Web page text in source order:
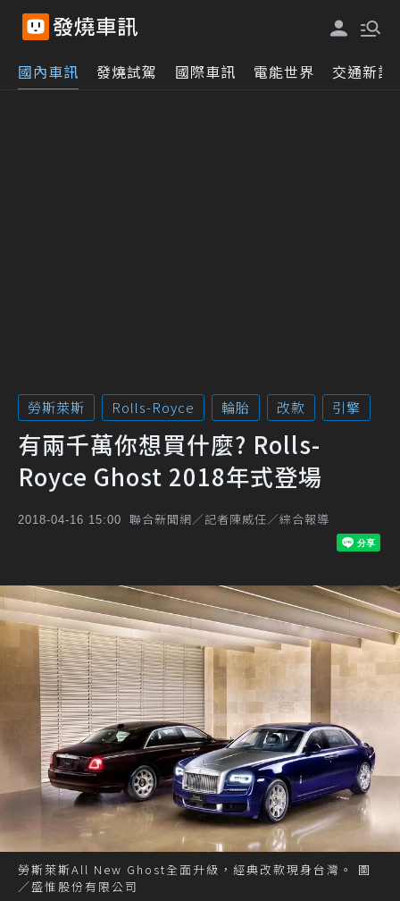
國內車訊 發燒試駕 國際車訊 電能世界 交通新訊
勞斯萊斯 Rolls-Royce 輪胎 改款 引擎
有兩千萬你想買什麼? Rolls-
Royce Ghost 2018年式登場
2018-04-16 15:00 聯合新聞網／記者陳威任／綜合報導
勞斯萊斯All New Ghost全面升級，經典改款現身台灣。 圖
／盛惟股份有限公司